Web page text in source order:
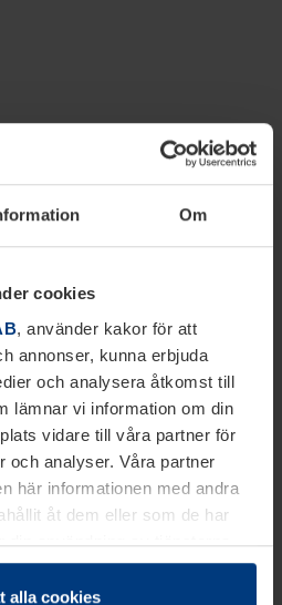
Om
cookies
, använder kakor för att
annonser, kunna erbjuda
och analysera åtkomst till
lämnar vi information om din
vidare till våra partner för
och analyser. Våra partner
här informationen med andra
åt dem eller som de har
din användning av tjänsterna.
på din enhet, om de är
av den här webbplatsen.
alla cookies